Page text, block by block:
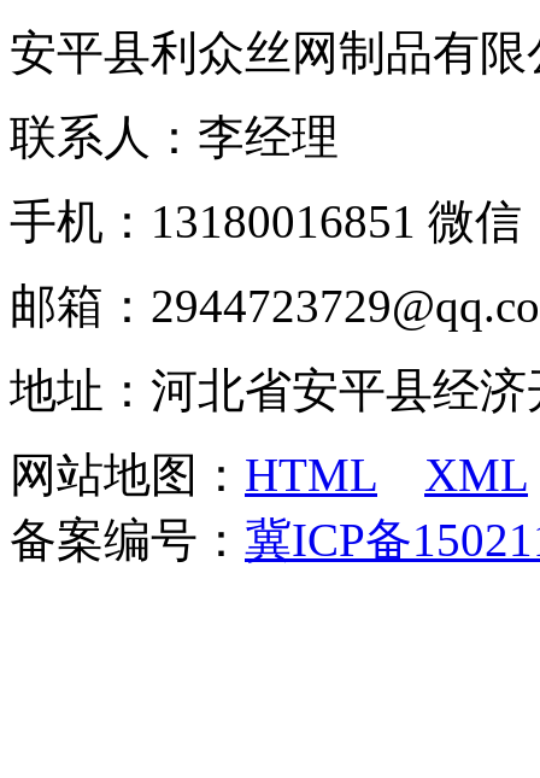
安平县利众丝网制品有限
联系人：李经理
手机：13180016851 微信
邮箱：
地址：河北省安平县经济
网站地图： HTML
XML
备案编号： 冀ICP备